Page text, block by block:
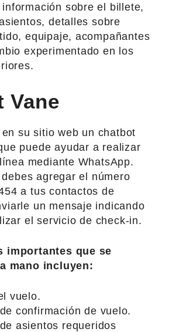
sobre el billete,
detalles sobre
equipaje, acompañantes
experimentado en los
Vane
su sitio web un chatbot
puede ayudar a realizar
mediante WhatsApp.
agregar el número
a tus contactos de
un mensaje indicando
el servicio de check-in.
importantes que se
mano incluyen:
vuelo.
confirmación de vuelo.
asientos requeridos